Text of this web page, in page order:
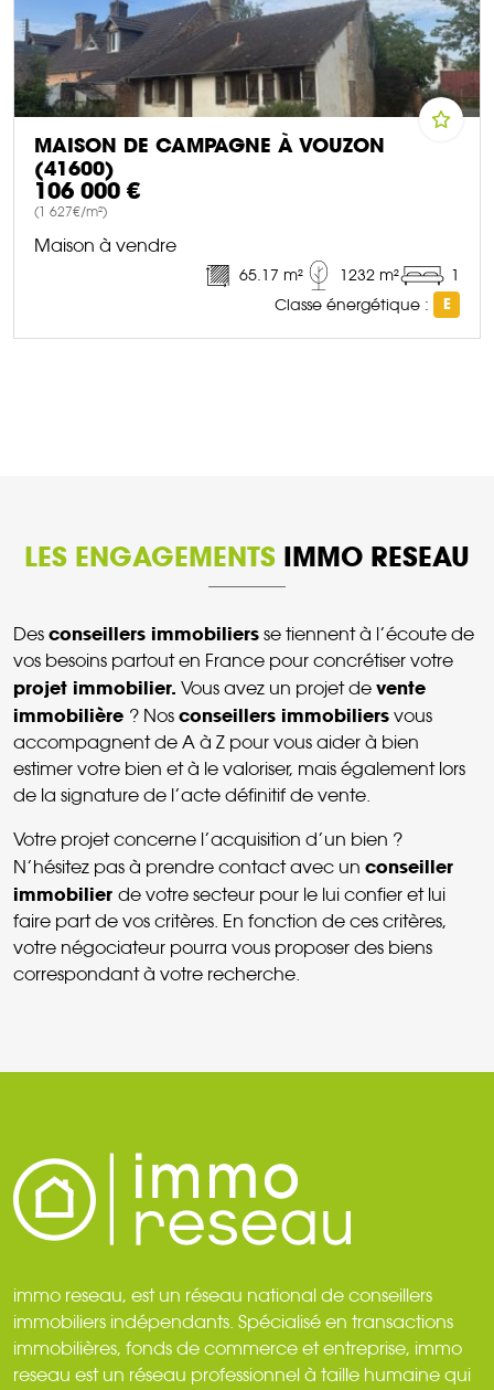
MAISON DE CAMPAGNE À VOUZON
(41600)
106 000 €
(1 627€/m²)
Maison à vendre
65.17 m² 1232 m²
1
Classe énergétique :
E
LES ENGAGEMENTS IMMO RESEAU
Des conseillers immobiliers se tiennent à l’écoute de
vos besoins partout en France pour concrétiser votre
projet immobilier. Vous avez un projet de vente
immobilière ? Nos conseillers immobiliers vous
accompagnent de A à Z pour vous aider à bien
estimer votre bien et à le valoriser, mais également lors
de la signature de l’acte définitif de vente.
Votre projet concerne l’acquisition d’un bien ?
N’hésitez pas à prendre contact avec un conseiller
immobilier de votre secteur pour le lui confier et lui
faire part de vos critères. En fonction de ces critères,
votre négociateur pourra vous proposer des biens
correspondant à votre recherche.
immo reseau, est un réseau national de conseillers
immobiliers indépendants. Spécialisé en transactions
immobilières, fonds de commerce et entreprise, immo
reseau est un réseau professionnel à taille humaine qui